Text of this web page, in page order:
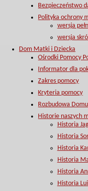
Bezpieczeństwo
Polityka ochrony
wersja
wersja
Dom Matki i Dziecka
Ośrodki Pomocy
Informator dla
Zakres pomocy
Kryteria pomocy
Rozbudowa Domu
Historie naszych
Historia
Historia
Historia
Historia
Historia
Historia